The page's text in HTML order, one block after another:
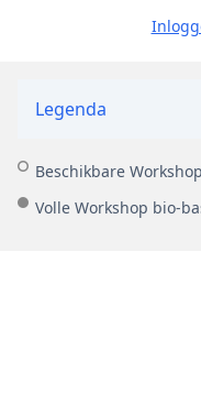
Legenda
Beschikbare
Volle Workshop bio-